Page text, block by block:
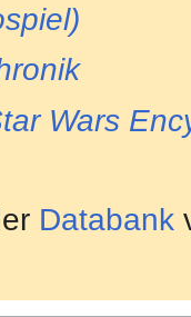
Wars
Databank